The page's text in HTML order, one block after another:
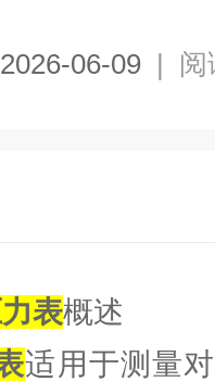
2026-06-09 | 阅
表概述
适用于测量